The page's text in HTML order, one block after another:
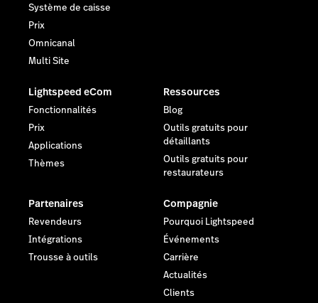
Système de caisse
Prix
Omnicanal
Multi Site
Lightspeed eCom
Fonctionnalités
Prix
Applications
Thèmes
Ressources
Blog
Outils gratuits pour
détaillants
Outils gratuits pour
restaurateurs
Partenaires
Revendeurs
Intégrations
Trousse à outils
Compagnie
Pourquoi Lightspeed
Événements
Carrière
Actualités
Clients